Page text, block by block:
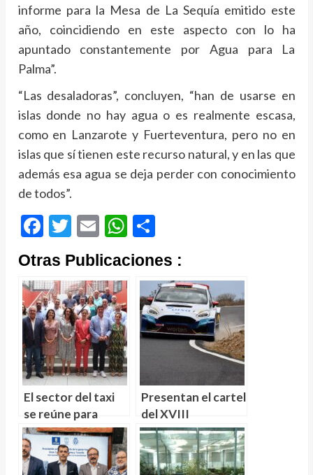
informe para la Mesa de La Sequía emitido este
año, coincidiendo en este aspecto con lo ha
apuntado constantemente por Agua para La
Palma”.
“Las desaladoras”, concluyen, “han de usarse en
islas donde no hay agua o es realmente escasa,
como en Lanzarote y Fuerteventura, pero no en
islas que sí tienen este recurso natural, y en las que
además esa agua se deja perder con conocimiento
de todos”.
Facebook
Twitter
EmailWhatsApp
Compartir
Otras Publicaciones :
El sector del taxi
se reúne para
combatir la
implantación de
UBER
Presentan el cartel
del XVIII
RallySprint Atogo
– Trofeo
Archiauto Ford